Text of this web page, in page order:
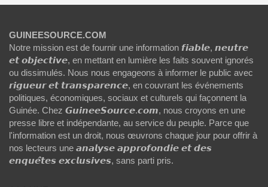
GUINEESOURCE.COM
Notre mission est de fournir une information 𝙛𝙞𝙖𝙗𝙡𝙚, 𝙣𝙚𝙪𝙩𝙧𝙚
𝙚𝙩 𝙤𝙗𝙟𝙚𝙘𝙩𝙞𝙫𝙚, en mettant en lumière les faits souvent ignorés
ou dissimulés. Nous nous engageons à informer le public avec
𝙧𝙞𝙜𝙪𝙚𝙪𝙧 𝙚𝙩 𝙩𝙧𝙖𝙣𝙨𝙥𝙖𝙧𝙚𝙣𝙘𝙚, en couvrant les événements
politiques, économiques, sociaux et culturels qui façonnent la
Guinée. Chez 𝙂𝙪𝙞𝙣𝙚𝙚𝙎𝙤𝙪𝙧𝙘𝙚.𝙘𝙤𝙢, nous croyons en une
presse libre et indépendante, au service du peuple. Parce que
l'information est un droit, nous œuvrons chaque jour pour offrir à
nos lecteurs une 𝙖𝙣𝙖𝙡𝙮𝙨𝙚 𝙖𝙥𝙥𝙧𝙤𝙛𝙤𝙣𝙙𝙞𝙚 𝙚𝙩 𝙙𝙚𝙨
𝙚𝙣𝙦𝙪𝙚̂𝙩𝙚𝙨 𝙚𝙭𝙘𝙡𝙪𝙨𝙞𝙫𝙚𝙨, sans parti pris.